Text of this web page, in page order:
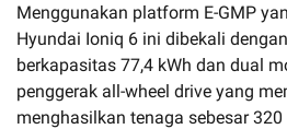
Menggunakan platform E-GMP
Hyundai Ioniq 6 ini dibekali
berkapasitas 77,4 kWh dan dual
penggerak all-wheel drive yang
menghasilkan tenaga sebesar